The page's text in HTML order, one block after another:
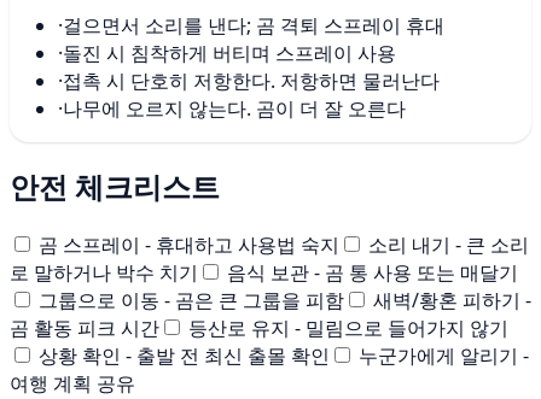
·걸으면서 소리를 낸다; 곰 격퇴 스프레이 휴대
·돌진 시 침착하게 버티며 스프레이 사용
·접촉 시 단호히 저항한다. 저항하면 물러난다
·나무에 오르지 않는다. 곰이 더 잘 오른다
안전 체크리스트
곰 스프레이 - 휴대하고 사용법 숙지
소리 내기 - 큰 소리
로 말하거나 박수 치기
음식 보관 - 곰 통 사용 또는 매달기
그룹으로 이동 - 곰은 큰 그룹을 피함
새벽/황혼 피하기 -
곰 활동 피크 시간
등산로 유지 - 밀림으로 들어가지 않기
상황 확인 - 출발 전 최신 출몰 확인
누군가에게 알리기 -
여행 계획 공유